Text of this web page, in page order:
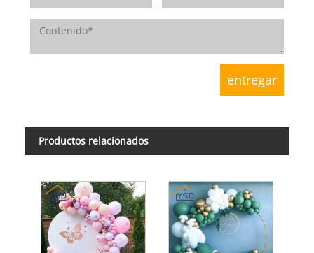
Productos relacionados